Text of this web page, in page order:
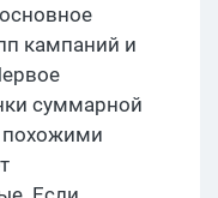
кампаний и
суммарной
похожими